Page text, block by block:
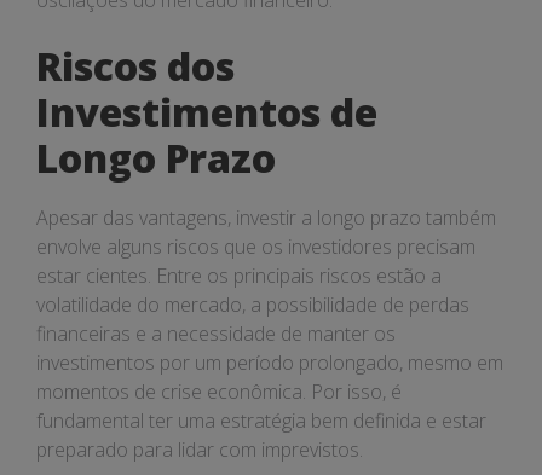
Riscos dos
Investimentos de
Longo Prazo
Apesar das vantagens, investir a longo prazo também
envolve alguns riscos que os investidores precisam
estar cientes. Entre os principais riscos estão a
volatilidade do mercado, a possibilidade de perdas
financeiras e a necessidade de manter os
investimentos por um período prolongado, mesmo em
momentos de crise econômica. Por isso, é
fundamental ter uma estratégia bem definida e estar
preparado para lidar com imprevistos.